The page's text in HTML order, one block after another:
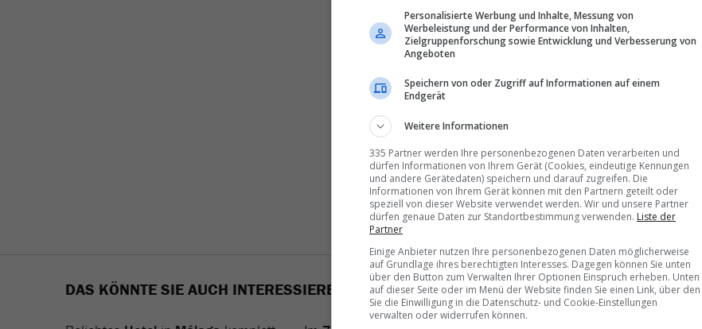
DAS KÖNNTE SIE AUCH INTERESSIEREN
Personalisierte Werbung und Inhalte, Messung von
Werbeleistung und der Performance von Inhalten,
Zielgruppenforschung sowie Entwicklung und Verbesserung von
Angeboten
Speichern von oder Zugriff auf Informationen auf einem
Endgerät
Weitere Informationen
335 Partner werden Ihre personenbezogenen Daten verarbeiten und
dürfen Informationen von Ihrem Gerät (Cookies, eindeutige Kennungen
und andere Gerätedaten) speichern und darauf zugreifen. Die
Informationen von Ihrem Gerät können mit den Partnern geteilt oder
speziell von dieser Website verwendet werden. Wir und unsere Partner
dürfen genaue Daten zur Standortbestimmung verwenden. Liste der
Partner
Einige Anbieter nutzen Ihre personenbezogenen Daten möglicherweise
auf Grundlage ihres berechtigten Interesses. Dagegen können Sie unten
über den Button zum Verwalten Ihrer Optionen Einspruch erheben. Unten
auf dieser Seite oder im Menü der Website finden Sie einen Link, über den
Sie die Einwilligung in die Datenschutz- und Cookie-Einstellungen
verwalten oder widerrufen können.